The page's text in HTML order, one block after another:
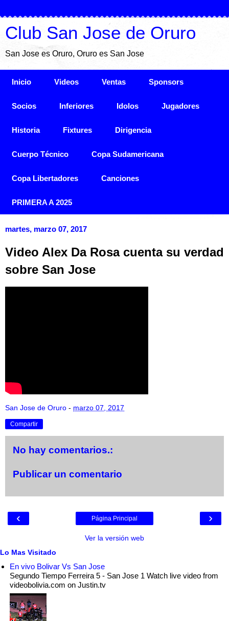
Club San Jose de Oruro
San Jose es Oruro, Oruro es San Jose
Inicio Videos Ventas Sponsors
Socios Inferiores Idolos Jugadores
Historia Fixtures Dirigencia
Cuerpo Técnico Copa Sudamericana
Copa Libertadores Canciones
PRIMERA A 2025
martes, marzo 07, 2017
Video Alex Da Rosa cuenta su verdad
sobre San Jose
San Jose de Oruro - marzo 07, 2017
Compartir
No hay comentarios.:
Publicar un comentario
‹ ›
Página Principal
Ver la versión web
Lo Mas Visitado
En vivo Bolivar Vs San Jose
Segundo Tiempo Ferreira 5 - San Jose 1 Watch live video from
videobolivia.com on Justin.tv